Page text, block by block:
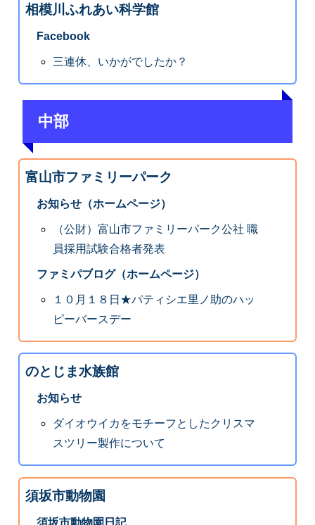
相模川ふれあい科学館
Facebook
三連休、いかがでしたか？
中部
富山市ファミリーパーク
お知らせ（ホームページ）
（公財）富山市ファミリーパーク公社 職
員採用試験合格者発表
ファミパブログ（ホームページ）
１０月１８日★パティシエ里ノ助のハッ
ピーバースデー
のとじま水族館
お知らせ
ダイオウイカをモチーフとしたクリスマ
スツリー製作について
須坂市動物園
須坂市動物園日記